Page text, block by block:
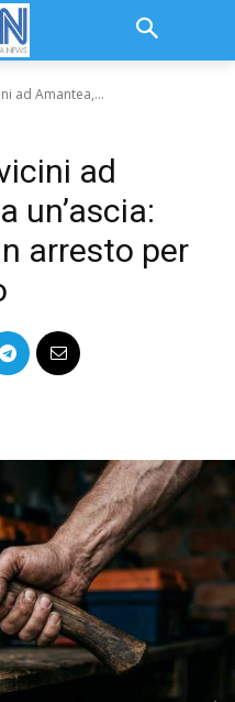
ad Amantea,...
ad
un’ascia:
arresto per